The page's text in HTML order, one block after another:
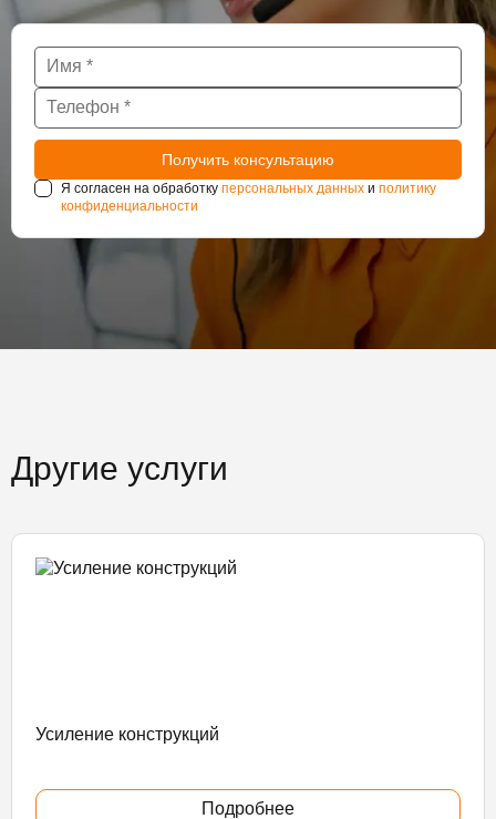
Я согласен на обработку персональных данных и политику
конфиденциальности
Другие услуги
Усиление конструкций
Подробнее